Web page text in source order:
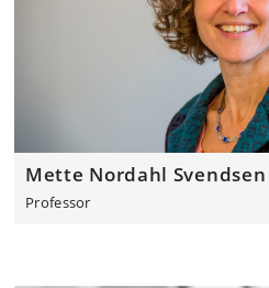
Mette Nordahl Svendsen
Professor